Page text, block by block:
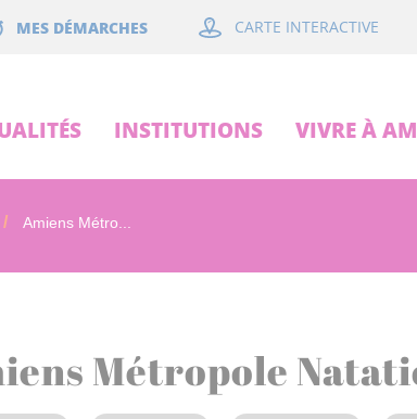
MES DÉMARCHES CARTE INTERACTIVE
INSTITUTIONS VIVRE À
Amiens Métro...
Métropole